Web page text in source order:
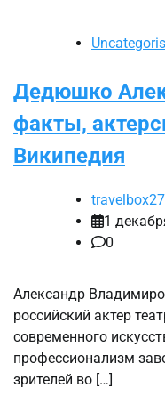
Дедюшко
факты,
Википедия
travelbox27_
1
0
Александр
российский актер
современного
профессионализм
зрителей во […]